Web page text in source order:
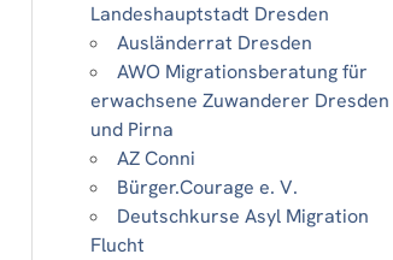
Landeshauptstadt Dresden
Ausländerrat Dresden
AWO Migrationsberatung für
erwachsene Zuwanderer Dresden
und Pirna
AZ Conni
Bürger.Courage e. V.
Deutschkurse Asyl Migration
Flucht